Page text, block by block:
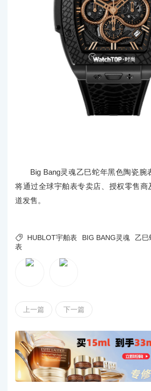
Big Bang灵魂乙巳蛇年黑色陶瓷腕
将通过全球宇舶表专卖店、授权零售商
道发售。
 HUBLOT宇舶表 BIG BANG灵魂 乙巳
表
上一篇 下一篇